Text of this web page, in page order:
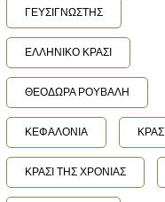
ΓΕΥΣΙΓΝΩΣΤΗΣ
ΕΛΛΗΝΙΚΟ ΚΡΑΣΙ
ΘΕΟΔΩΡΑ ΡΟΥΒΑΛΗ
ΚΕΦΑΛΟΝΙΑ ΚΡΑΣΙ
ΚΡΑΣΙ ΤΗΣ ΧΡΟΝΙΑΣ